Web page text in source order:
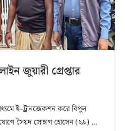
জুয়ারী গ্রেপ্তার
ই–ট্রানজেকশন করে বিপুল
সৈয়দ সোহাগ হোসেন (২৯) …